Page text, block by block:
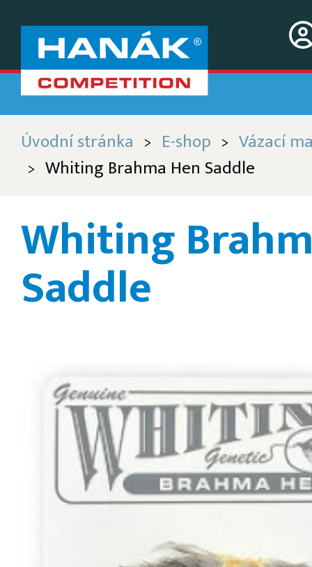
Úvodní stránka > E-shop > Vázací
> Whiting Brahma Hen Saddle
Whiting
Saddle